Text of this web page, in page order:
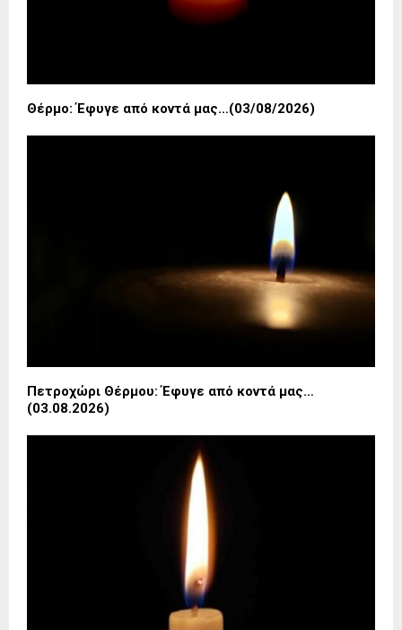
Θέρμο: Έφυγε από κοντά μας…(03/08/2026)
Πετροχώρι Θέρμου: Έφυγε από κοντά μας…
(03.08.2026)